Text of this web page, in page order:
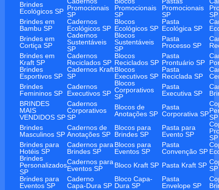
Brindes
Ecológicos SP Promocionais
SP
Promocionais
SP
Promocionais
SP
SP
Brindes em
Bambu SP
Cadernos
Ecológicos SP
Blocos
Ecológicos SP
Pasta
Ecológica SP
Brindes em
Cortiça SP
Cadernos
Sustentáveis
SP
Blocos
Sustentáveis
SP
Pasta
Processo SP
Brindes em
Kraft SP
Cadernos
Reciclados SP
Blocos
Reciclados SP
Pasta
Prontuário SP
Brindes
Esportivos SP
Cadernos Kraft
SP
Blocos
Executivos SP
Pasta
Reciclada SP
Brindes
Femininos SP
Cadernos
Executivos SP
Blocos
Corporativos
SP
Pasta
Executiva SP
BRINDES
MAIS
VENDIDOS SP
Cadernos
Corporativos
SP
Blocos de
Anotações SP
Pasta
Corporativa SPSP
Brindes
Masculinos SP
Cadernos de
Anotações SP
Blocos para
Brindes SP
Pasta para
Evento SP
SP
Brindes para
Hotéis SP
Cadernos para
Brindes SP
Blocos para
Eventos SP
Pasta
Convenção SP
Brindes
Personalizados
SP
Cadernos para
Eventos SP
Bloco Kraft SP Pasta Kraft SP SP
Brindes para
Eventos SP
Caderno
Capa-Dura SP
Bloco Capa-
Dura SP
Pasta
Envelope SP